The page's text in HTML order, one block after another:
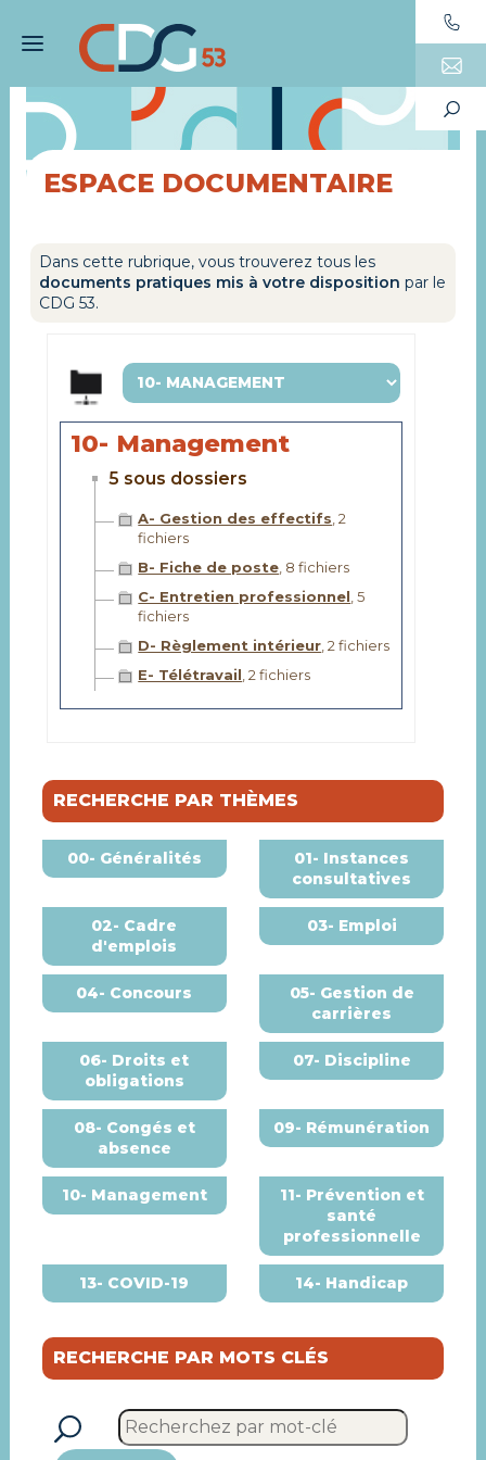
ESPACE DOCUMENTAIRE
Dans cette rubrique, vous trouverez tous les
documents pratiques mis à votre disposition par le
CDG 53.
10- Management
5 sous dossiers
A- Gestion des effectifs , 2
fichiers
B- Fiche de poste , 8 fichiers
C- Entretien professionnel , 5
fichiers
D- Règlement intérieur , 2 fichiers
E- Télétravail , 2 fichiers
RECHERCHE PAR THÈMES
00- Généralités
01- Instances
consultatives
02- Cadre
d'emplois
03- Emploi
04- Concours
05- Gestion de
carrières
06- Droits et
obligations
07- Discipline
08- Congés et
absence
09- Rémunération
10- Management
11- Prévention et
santé
professionnelle
13- COVID-19 14- Handicap
RECHERCHE PAR MOTS CLÉS